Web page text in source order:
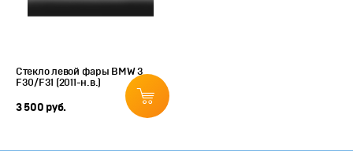
Стекло левой фары BMW 3
F30/F31 (2011-н.в.)
3 500 руб.